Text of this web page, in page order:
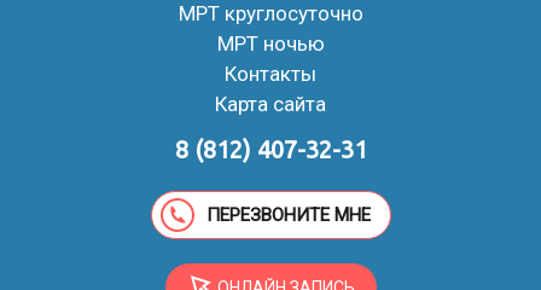
МРТ круглосуточно
МРТ ночью
Контакты
Карта сайта
8 (812) 407-32-31
ПЕРЕЗВОНИТЕ МНЕ